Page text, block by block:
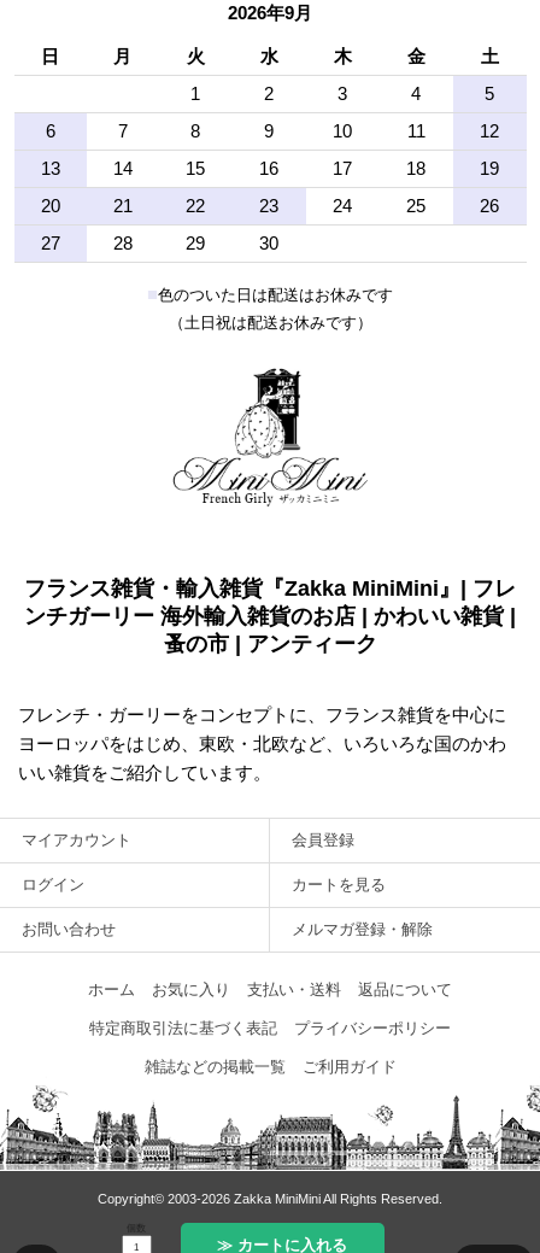
個数
≫ カートに入れる
2026年9月
日 月 火 水 木 金
土
1
2 3 4
5
6
7 8 9 10 11
12
13
14 15 16 17 18
19
20
21 22 23 24 25
26
27
28 29 30
■色のついた日は配送はお休みです
（土日祝は配送お休みです）
フランス雑貨・輸入雑貨『Zakka MiniMini』| フレ
ンチガーリー 海外輸入雑貨のお店 | かわいい雑貨 |
蚤の市 | アンティーク
フレンチ・ガーリーをコンセプトに、フランス雑貨を中心に
ヨーロッパをはじめ、東欧・北欧など、いろいろな国のかわ
いい雑貨をご紹介しています。
マイアカウント 会員登録
ログイン カートを見る
お問い合わせ メルマガ登録・解除
ホーム お気に入り 支払い・送料 返品について
特定商取引法に基づく表記 プライバシーポリシー
雑誌などの掲載一覧 ご利用ガイド
Copyright© 2003‐2026 Zakka MiniMini All Rights Reserved.